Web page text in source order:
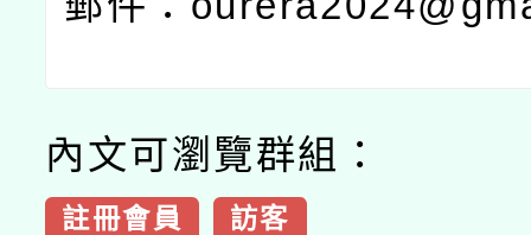
內文可瀏覽群組：
註冊會員 訪客